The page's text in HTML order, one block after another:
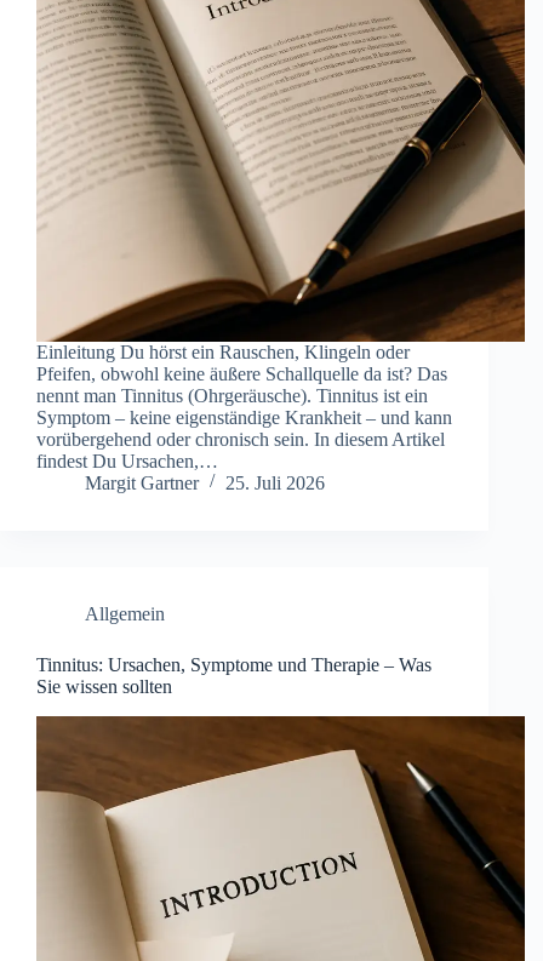
Einleitung Du hörst ein Rauschen, Klingeln oder
Pfeifen, obwohl keine äußere Schallquelle da ist? Das
nennt man Tinnitus (Ohrgeräusche). Tinnitus ist ein
Symptom – keine eigenständige Krankheit – und kann
vorübergehend oder chronisch sein. In diesem Artikel
findest Du Ursachen,…
Margit Gartner
25. Juli 2026
Allgemein
Tinnitus: Ursachen, Symptome und Therapie – Was
Sie wissen sollten